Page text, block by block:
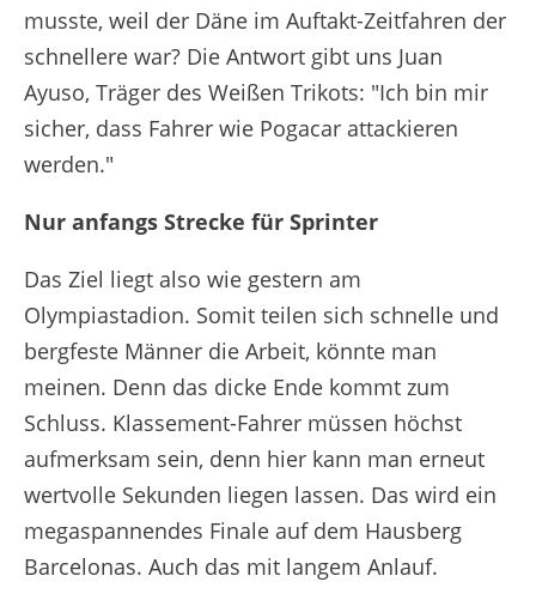
musste, weil der Däne im Auftakt-Zeitfahren der
schnellere war? Die Antwort gibt uns Juan
Ayuso, Träger des Weißen Trikots: "Ich bin mir
sicher, dass Fahrer wie Pogacar attackieren
werden."
Nur anfangs Strecke für Sprinter
Das Ziel liegt also wie gestern am
Olympiastadion. Somit teilen sich schnelle und
bergfeste Männer die Arbeit, könnte man
meinen. Denn das dicke Ende kommt zum
Schluss. Klassement-Fahrer müssen höchst
aufmerksam sein, denn hier kann man erneut
wertvolle Sekunden liegen lassen. Das wird ein
megaspannendes Finale auf dem Hausberg
Barcelonas. Auch das mit langem Anlauf.